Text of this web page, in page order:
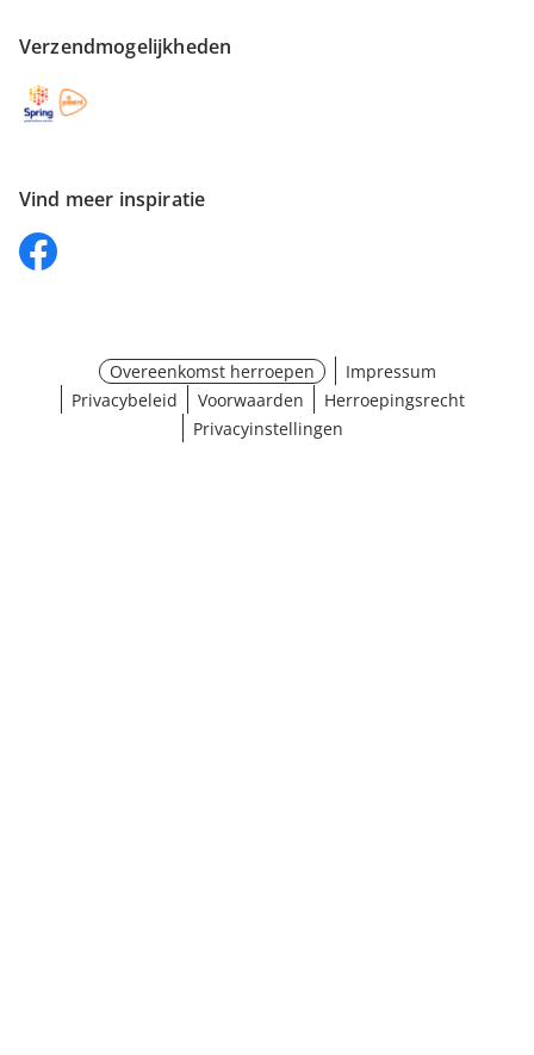
Verzendmogelijkheden
Vind meer inspiratie
Overeenkomst herroepen
Impressum
Privacybeleid
Voorwaarden
Herroepingsrecht
Privacyinstellingen